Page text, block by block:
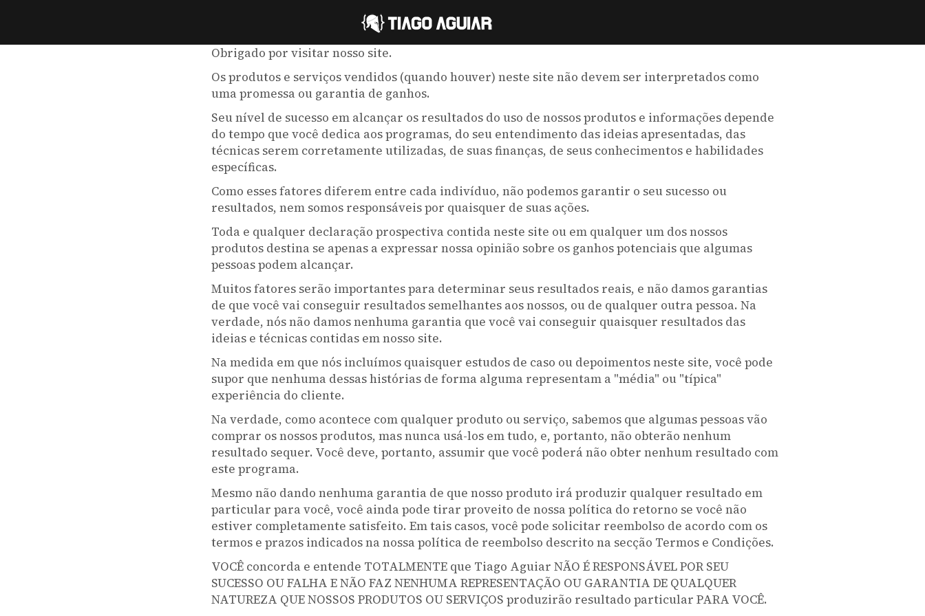
Obrigado por visitar nosso site.
Os produtos e serviços vendidos (quando houver) neste site não devem ser interpretados como
uma promessa ou garantia de ganhos.
Seu nível de sucesso em alcançar os resultados do uso de nossos produtos e informações depende
do tempo que você dedica aos programas, do seu entendimento das ideias apresentadas, das
técnicas serem corretamente utilizadas, de suas finanças, de seus conhecimentos e habilidades
específicas.
Como esses fatores diferem entre cada indivíduo, não podemos garantir o seu sucesso ou
resultados, nem somos responsáveis ​​por quaisquer de suas ações.
Toda e qualquer declaração prospectiva contida neste site ou em qualquer um dos nossos
produtos destina se apenas a expressar nossa opinião sobre os ganhos potenciais que algumas
pessoas podem alcançar.
Muitos fatores serão importantes para determinar seus resultados reais, e não damos garantias
de que você vai conseguir resultados semelhantes aos nossos, ou de qualquer outra pessoa. Na
verdade, nós não damos nenhuma garantia que você vai conseguir quaisquer resultados das
ideias e técnicas contidas em nosso site.
Na medida em que nós incluímos quaisquer estudos de caso ou depoimentos neste site, você pode
supor que nenhuma dessas histórias de forma alguma representam a "média" ou "típica"
experiência do cliente.
Na verdade, como acontece com qualquer produto ou serviço, sabemos que algumas pessoas vão
comprar os nossos produtos, mas nunca usá-los em tudo, e, portanto, não obterão nenhum
resultado sequer. Você deve, portanto, assumir que você poderá não obter nenhum resultado com
este programa.
Mesmo não dando nenhuma garantia de que nosso produto irá produzir qualquer resultado em
particular para você, você ainda pode tirar proveito de nossa política do retorno se você não
estiver completamente satisfeito. Em tais casos, você pode solicitar reembolso de acordo com os
termos e prazos indicados na nossa política de reembolso descrito na secção Termos e Condições.
VOCÊ concorda e entende TOTALMENTE que Tiago Aguiar NÃO É RESPONSÁVEL POR SEU
SUCESSO OU FALHA E NÃO FAZ NENHUMA REPRESENTAÇÃO OU GARANTIA DE QUALQUER
NATUREZA QUE NOSSOS PRODUTOS OU SERVIÇOS produzirão resultado particular PARA VOCÊ.